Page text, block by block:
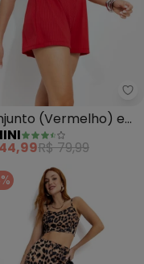
(Bicolor)
(Vermelho) em
R$ 79,99